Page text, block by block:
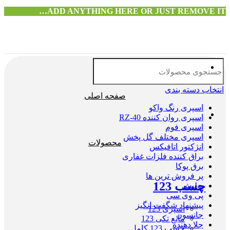
ADD ANYTHING HERE OR JUST REMOVE IT…
انتخاب دسته بندی
اسپری رنگ واکو
اسپری روان کننده RZ-40
اسپری فوم
اسپری مختلف گل پخش
انژکتور اتافیکس
براق کننده فلزات غفاری
برق پوکا
پر فروش ترین ها
پولیش
پی وی سی
پیشنهاد شگفت انگیز
جانسون
جلا دهنده
صفحه اصلی
محصولات
چسب 123
اسپری 123
مایع تکی 123
چسب 123 کامل